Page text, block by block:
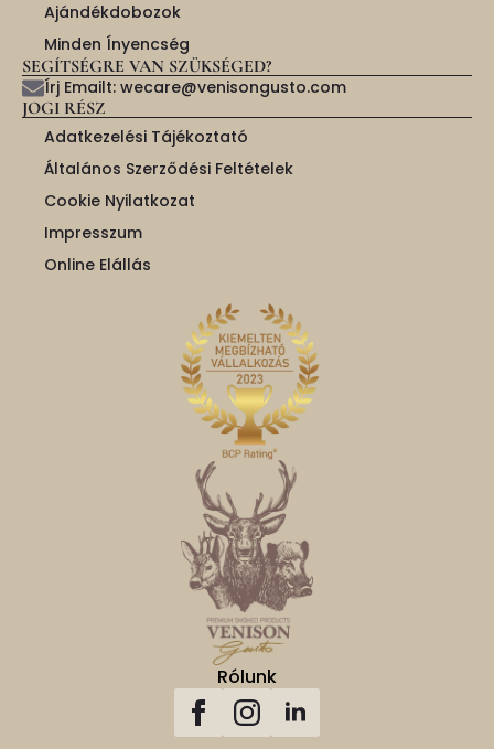
Ajándékdobozok
Minden Ínyencség
SEGÍTSÉGRE VAN SZÜKSÉGED?
Írj Emailt: wecare@venisongusto.com
JOGI RÉSZ
Adatkezelési Tájékoztató
Általános Szerződési Feltételek
Cookie Nyilatkozat
Impresszum
Online Elállás
Rólunk